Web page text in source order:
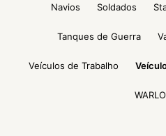
Navios Soldados
Tanques de Guerra
Veículos de Trabalho